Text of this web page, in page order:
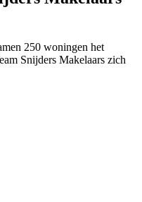
250 woningen het
Snijders Makelaars zich